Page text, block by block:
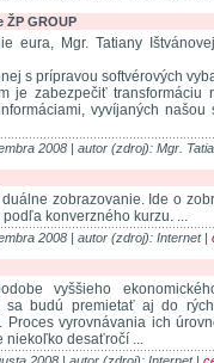
GROUP
eura, Mgr. Tatiany
s prípravou softvérových
je zabezpečiť transformáciu
vyvíjaných
2008 | autor (zdroj): Mgr.
zobrazovanie. Ide o
konverzného kurzu. ...
2008 | autor (zdroj): Internet |
vyššieho
sa budú premietať aj do
vyrovnávania ich
niekoľko desaťročí ...